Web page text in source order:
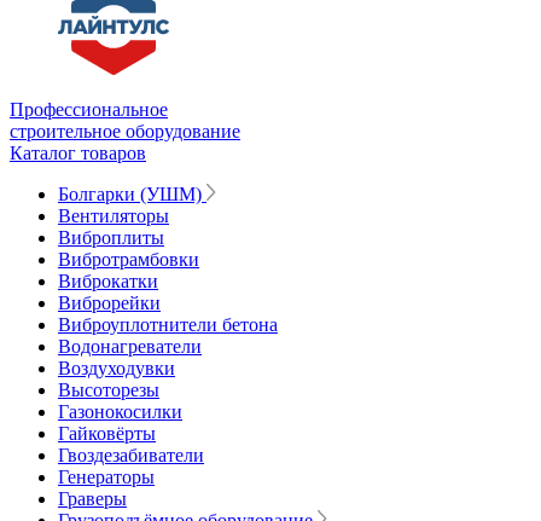
Профессиональное
строительное оборудование
Каталог товаров
Болгарки (УШМ)
Вентиляторы
Виброплиты
Вибротрамбовки
Виброкатки
Виброрейки
Виброуплотнители бетона
Водонагреватели
Воздуходувки
Высоторезы
Газонокосилки
Гайковёрты
Гвоздезабиватели
Генераторы
Граверы